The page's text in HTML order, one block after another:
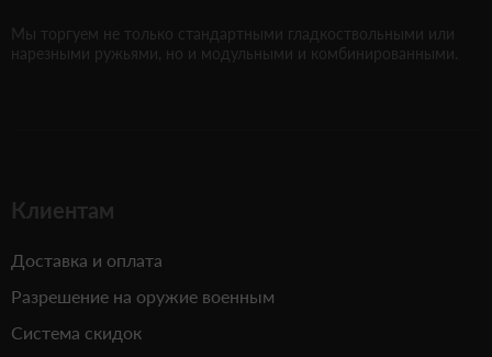
Мы торгуем не только стандартными гладкоствольными или
нарезными ружьями, но и модульными и комбинированными.
Клиентам
Доставка и оплата
Разрешение на оружие военным
Система скидок